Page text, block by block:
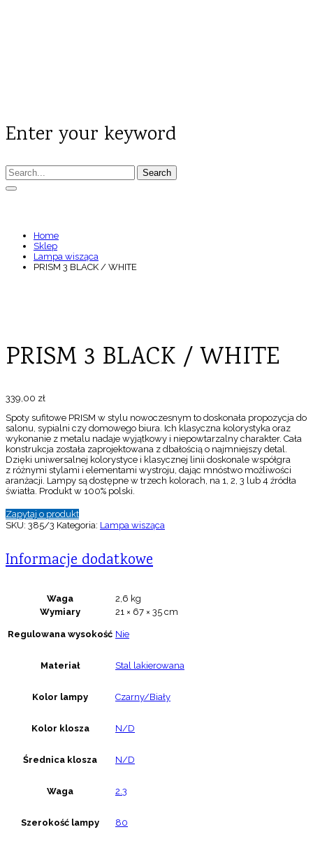
Enter your keyword
Search
Home
Sklep
Lampa wisząca
PRISM 3 BLACK / WHITE
PRISM 3 BLACK / WHITE
339,00 zł
Spoty sufitowe PRISM w stylu nowoczesnym to doskonała propozycja do
salonu, sypialni czy domowego biura. Ich klasyczna kolorystyka oraz
wykonanie z metalu nadaje wyjątkowy i niepowtarzalny charakter. Cała
konstrukcja została zaprojektowana z dbałością o najmniejszy detal.
Dzięki uniwersalnej kolorystyce i klasycznej linii doskonale współgra
z różnymi stylami i elementami wystroju, dając mnóstwo możliwości
aranżacji. Lampy są dostępne w trzech kolorach, na 1, 2, 3 lub 4 źródła
światła. Produkt w 100% polski.
Zapytaj o produkt
SKU: 385/3 Kategoria: Lampa wisząca
Informacje dodatkowe
Waga
2,6 kg
Wymiary
21 × 67 × 35 cm
Regulowana wysokość Nie
Materiał Stal lakierowana
Kolor lampy Czarny/Biały
Kolor klosza N/D
Średnica klosza N/D
Waga 2.3
Szerokość lampy 80